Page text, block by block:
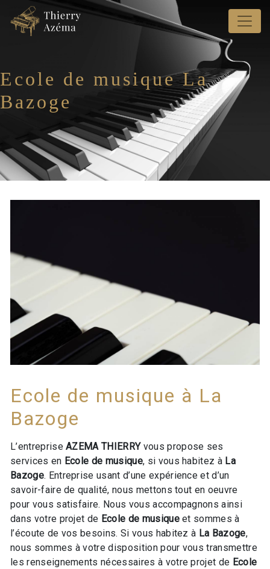
Panneau de gestion des cookies
Ecole de musique La
Bazoge
Ecole de musique à La
Bazoge
L’entrepriseAZEMA THIERRYvous propose ses
services en Ecole de musique, si vous habitez à La
Bazoge. Entreprise usant d’une expérience et d’un
savoir-faire de qualité, nous mettons tout en oeuvre
pour vous satisfaire. Nous vous accompagnons ainsi
dans votre projet de Ecole de musiqueet sommes à
l’écoute de vos besoins. Si vous habitez à La Bazoge,
nous sommes à votre disposition pour vous transmettre
les renseignements nécessaires à votre projet de Ecole